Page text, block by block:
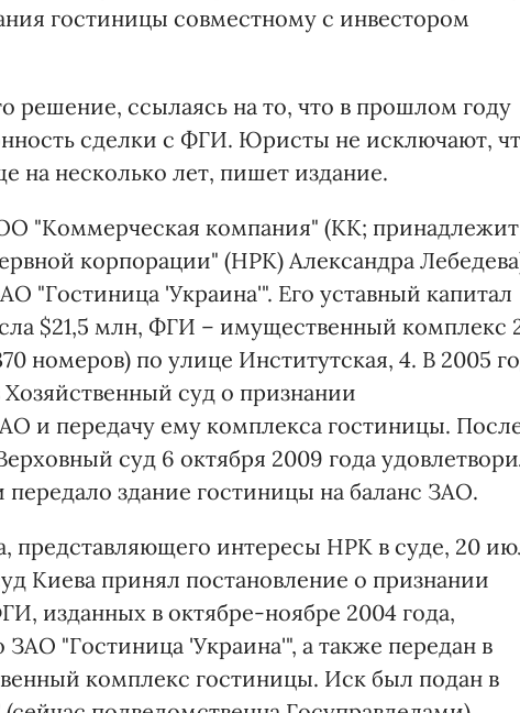
гостиницы совместному с инвестором
решение, ссылаясь на то, что в прошлом году
сделки с ФГИ. Юристы не исключают,
на несколько лет, пишет издание.
"Коммерческая компания" (КК; принадлежит
корпорации" (НРК) Александра
"Гостиница 'Украина'". Его уставный капитал
$21,5 млн, ФГИ – имущественный комплекс
номеров) по улице Институтская, 4. В 2005
суд о признании
и передачу ему комплекса гостиницы.
суд 6 октября 2009 года
здание гостиницы на баланс ЗАО.
интересы НРК в суде, 20
Киева принял постановление о признании
изданных в октябре-ноябре 2004 года,
"Гостиница 'Украина'", а также передан в
комплекс гостиницы. Иск был подан в